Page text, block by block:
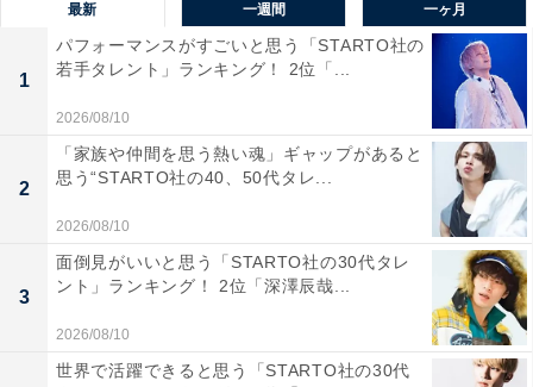
【東京都版】「住み続けたい街（自治体）」ラ
ンキング！ 2位「目黒区」、1位は？
最新 一週間 一ヶ月
1
パフォーマンスがすごいと思う「STARTO社の
若手タレント」ランキング！ 2位「...
2026/08/10
2
「家族や仲間を思う熱い魂」ギャップがあると
思う“STARTO社の40、50代タレ...
2026/08/10
3
面倒見がいいと思う「STARTO社の30代タレ
ント」ランキング！ 2位「深澤辰哉...
2026/08/10
世界で活躍できると思う「STARTO社の30代